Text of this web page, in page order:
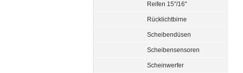
Reifen 15"/16"
Rücklichtbirne
Scheibendüsen
Scheibensensoren
Scheinwerfer